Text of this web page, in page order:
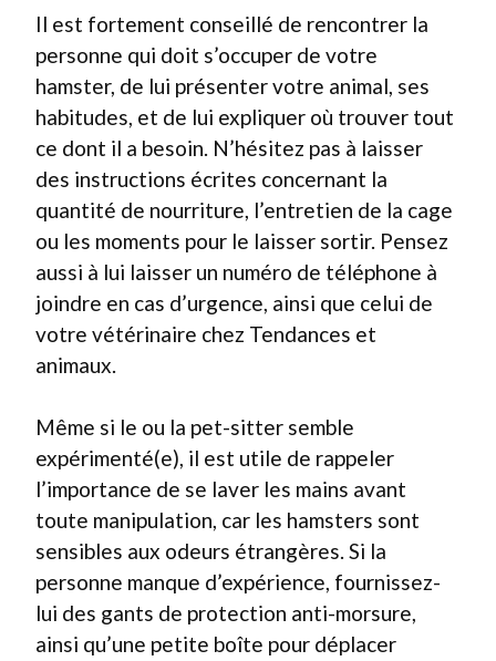
Il est fortement conseillé de rencontrer la
personne qui doit s’occuper de votre
hamster, de lui présenter votre animal, ses
habitudes, et de lui expliquer où trouver tout
ce dont il a besoin. N’hésitez pas à laisser
des instructions écrites concernant la
quantité de nourriture, l’entretien de la cage
ou les moments pour le laisser sortir. Pensez
aussi à lui laisser un numéro de téléphone à
joindre en cas d’urgence, ainsi que celui de
votre vétérinaire chez Tendances et
animaux.
Même si le ou la pet-sitter semble
expérimenté(e), il est utile de rappeler
l’importance de se laver les mains avant
toute manipulation, car les hamsters sont
sensibles aux odeurs étrangères. Si la
personne manque d’expérience, fournissez-
lui des gants de protection anti-morsure,
ainsi qu’une petite boîte pour déplacer